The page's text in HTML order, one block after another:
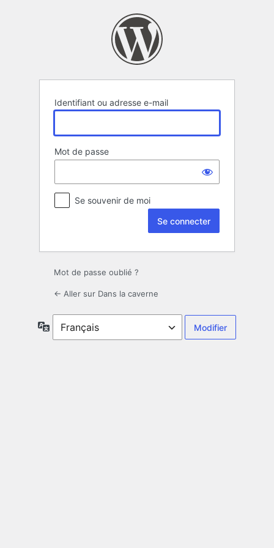
Identifiant ou adresse e-mail
Mot de passe
Se souvenir de moi
Mot de passe oublié ?
← Aller sur Dans la caverne
Langue